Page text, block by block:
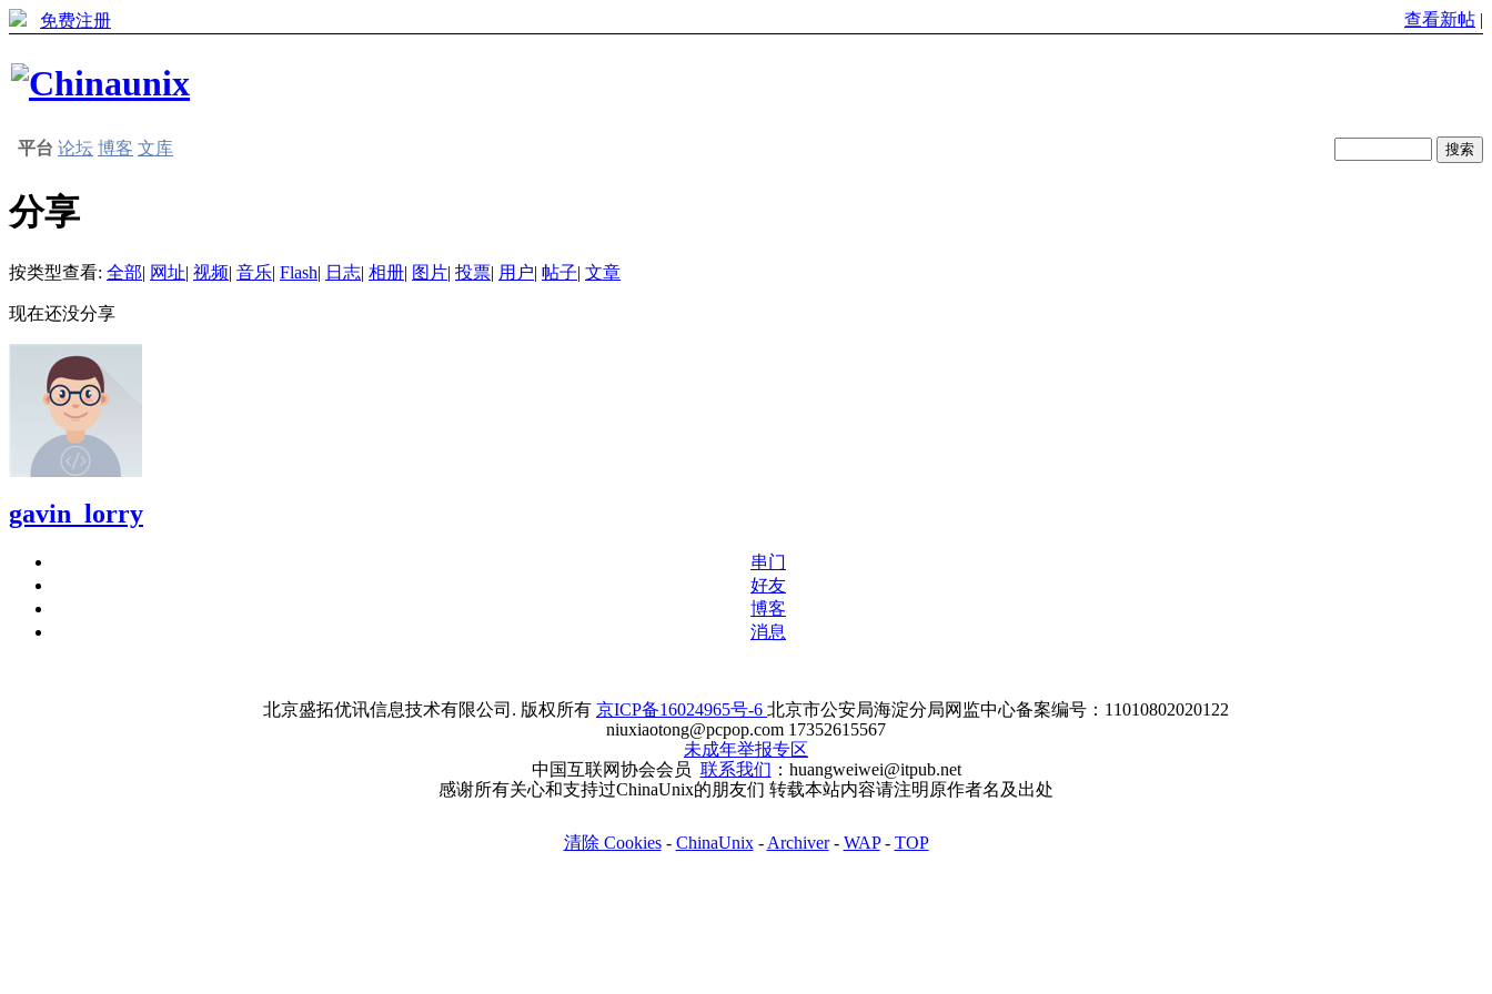
免费注册 查看新帖 |
平台 论坛 博客 文库
分享
按类型查看: 全部| 网址| 视频| 音乐| Flash| 日志| 相册| 图片| 投票| 用户| 帖子| 文章
现在还没分享
gavin_lorry
串门
好友
博客
消息
北京盛拓优讯信息技术有限公司. 版权所有 京ICP备16024965号-6 北京市公安局海淀分局网监中心备案编号：11010802020122
niuxiaotong@pcpop.com 17352615567
未成年举报专区
中国互联网协会会员 联系我们 ：huangweiwei@itpub.net
感谢所有关心和支持过ChinaUnix的朋友们 转载本站内容请注明原作者名及出处
清除 Cookies- ChinaUnix- Archiver- WAP- TOP